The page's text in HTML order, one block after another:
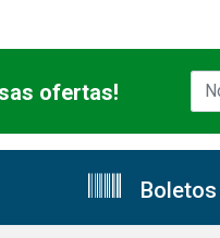
ofertas!
Boletos